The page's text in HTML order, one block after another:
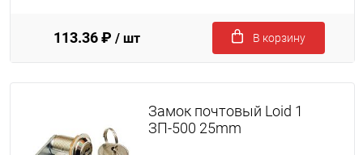
113.36 ₽ / шт В корзину
Замок почтовый Loid 1
ЗП-500 25mm